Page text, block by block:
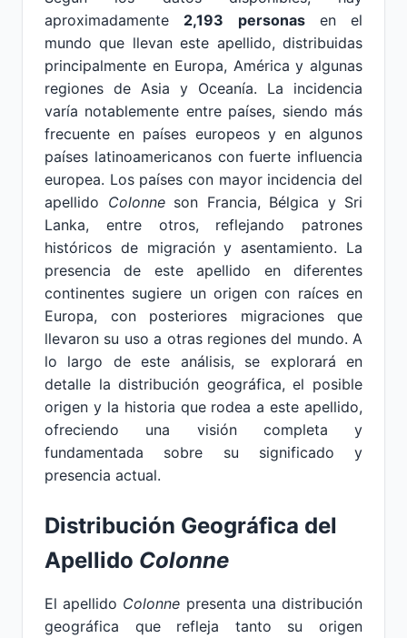
aproximadamente 2,193 personasen el
mundo que llevan este apellido, distribuidas
principalmente en Europa, América y algunas
regiones de Asia y Oceanía. La incidencia
varía notablemente entre países, siendo más
frecuente en países europeos y en algunos
países latinoamericanos con fuerte influencia
europea. Los países con mayor incidencia del
apellido Colonneson Francia, Bélgica y Sri
Lanka, entre otros, reflejando patrones
históricos de migración y asentamiento. La
presencia de este apellido en diferentes
continentes sugiere un origen con raíces en
Europa, con posteriores migraciones que
llevaron su uso a otras regiones del mundo. A
lo largo de este análisis, se explorará en
detalle la distribución geográfica, el posible
origen y la historia que rodea a este apellido,
ofreciendo una visión completa y
fundamentada sobre su significado y
presencia actual.
Distribución Geográfica del
Apellido Colonne
El apellido Colonne presenta una distribución
geográfica que refleja tanto su origen